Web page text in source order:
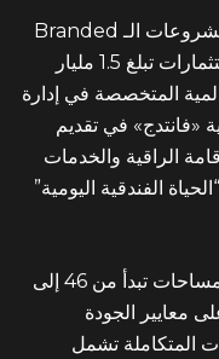
ويُعد مشروع M Signature من أبرز مشروعات الـ Branded
Residences في السوق المصري، باستثمارات تبلغ 1.5 مليار
المتخصصة في إدارة
«فانتدج» في تقديم
الراقية والخدمات
الفندقية اليومية”
ويضم المشروع وحدات سكنية فندقية بمساحات تبدأ من 46 إلى
معايير الجودة
المتكاملة تشمل